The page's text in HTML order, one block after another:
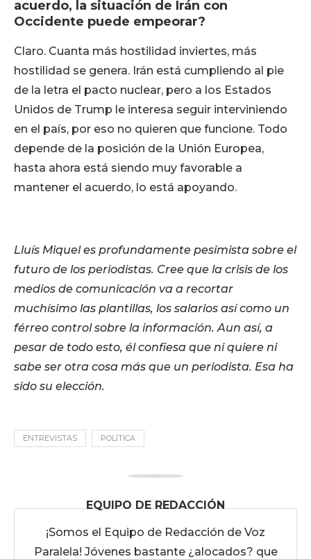
acuerdo, la situación de Irán con
Occidente puede empeorar?
Claro. Cuanta más hostilidad inviertes, más
hostilidad se genera. Irán está cumpliendo al pie
de la letra el pacto nuclear, pero a los Estados
Unidos de Trump le interesa seguir interviniendo
en el país, por eso no quieren que funcione. Todo
depende de la posición de la Unión Europea,
hasta ahora está siendo muy favorable a
mantener el acuerdo, lo está apoyando.
Lluís Miquel es profundamente pesimista sobre el
futuro de los periodistas. Cree que la crisis de los
medios de comunicación va a recortar
muchísimo las plantillas, los salarios así como un
férreo control sobre la información. Aun así, a
pesar de todo esto, él confiesa que ni quiere ni
sabe ser otra cosa más que un periodista. Esa ha
sido su elección.
ENTREVISTAS POLÍTICA
EQUIPO DE REDACCIÓN
¡Somos el Equipo de Redacción de Voz
Paralela! Jóvenes bastante ¿alocados? que